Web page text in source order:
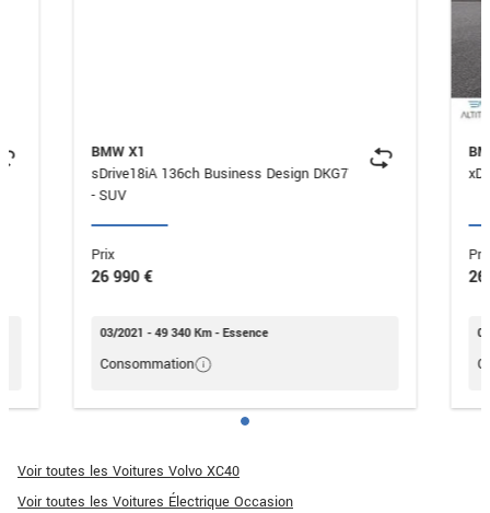
BMW X1
sDrive18iA 136ch Business Design DKG7
- SUV
Prix
26 990 €
03/2021 - 49 340 Km - Essence
Consommation
26
Voir toutes les Voitures Volvo XC40
Voir toutes les Voitures Électrique Occasion